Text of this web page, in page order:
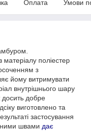
Оплата Умови
поліестер
з
йому витримувати
внутрішнього шару
добре
виготовлено та
застосування
швами дає